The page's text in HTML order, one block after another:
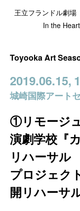
王立フランドル劇場
In the
Toyooka Art
2019.06.15,
城崎国際アート
①リモージ
演劇学校『
リハーサ
プロジェク
開リハーサ